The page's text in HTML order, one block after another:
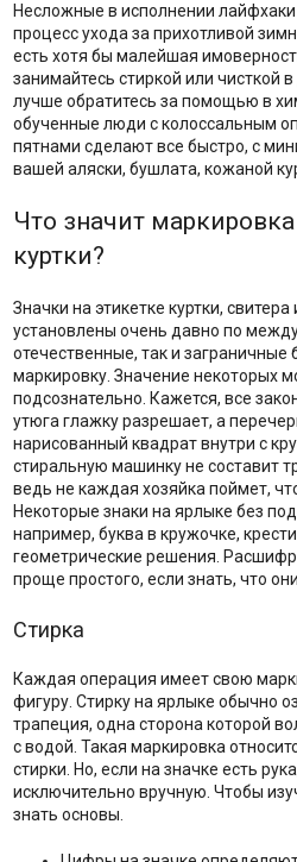
Несложные в исполнении
процесс ухода за прихотливой
есть хотя бы малейшая
занимайтесь стиркой или чисткой
лучше обратитесь за помощью в
обученные люди с колоссальным
пятнами сделают все быстро, с
вашей аляски, бушлата, кожаной
Что значит маркировка
куртки?
Значки на этикетке куртки,
установлены очень давно по
отечественные, так и
маркировку. Значение некоторых
подсознательно. Кажется, все
утюга глажку разрешает, а
нарисованный квадрат внутри с
стиральную машинку не составит
ведь не каждая хозяйка поймет,
Некоторые знаки на ярлыке без
например, буква в кружочке,
геометрические решения.
проще простого, если знать, что
Стирка
Каждая операция имеет свою
фигуру. Стирку на ярлыке обычно
трапеция, одна сторона которой
с водой. Такая маркировка
стирки. Но, если на значке есть
исключительно вручную. Чтобы
знать основы.